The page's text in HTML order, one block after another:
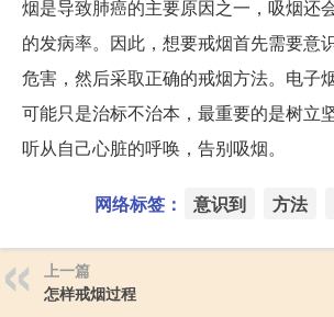
烟是导致肺癌的主要原因之一，吸烟还
的发病率。因此，想要戒烟首先需要意
危害，然后采取正确的戒烟方法。电子
可能只是治标不治本，最重要的是树立
听从自己心脏的呼唤，告别吸烟。
网络标签： 意识到 方法
上一篇
怎样戒烟过程